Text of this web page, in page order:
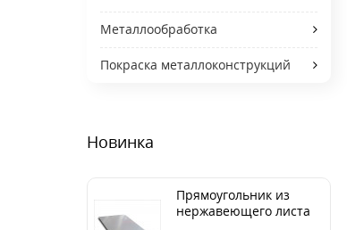
Металлообработка
Покраска металлоконструкций
Новинка
Прямоугольник из
нержавеющего листа